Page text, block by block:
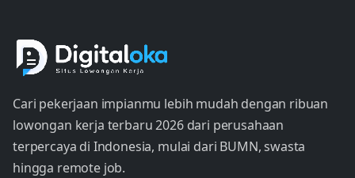
Cari pekerjaan impianmu lebih mudah dengan ribuan
lowongan kerja terbaru 2026 dari perusahaan
terpercaya di Indonesia, mulai dari BUMN, swasta
hingga remote job.